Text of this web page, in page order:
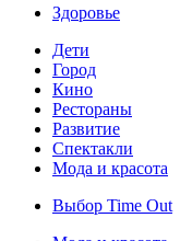
Здоровье
Дети
Город
Кино
Рестораны
Развитие
Спектакли
Мода и красота
Выбор Time Out